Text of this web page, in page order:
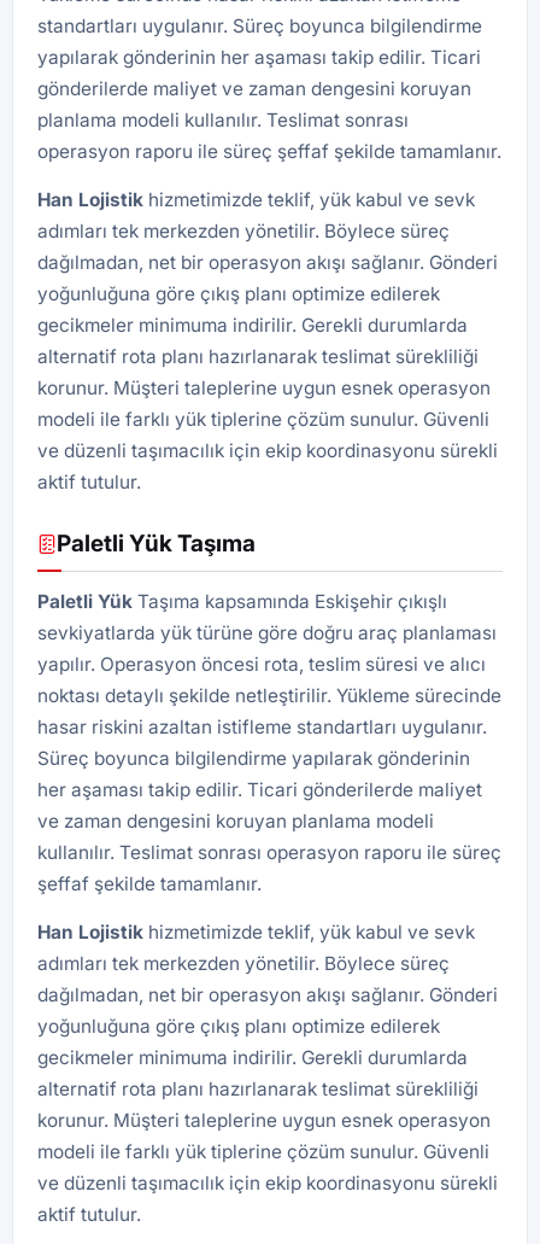
standartları uygulanır. Süreç boyunca bilgilendirme
yapılarak gönderinin her aşaması takip edilir. Ticari
gönderilerde maliyet ve zaman dengesini koruyan
planlama modeli kullanılır. Teslimat sonrası
operasyon raporu ile süreç şeffaf şekilde tamamlanır.
Han Lojistik hizmetimizde teklif, yük kabul ve sevk
adımları tek merkezden yönetilir. Böylece süreç
dağılmadan, net bir operasyon akışı sağlanır. Gönderi
yoğunluğuna göre çıkış planı optimize edilerek
gecikmeler minimuma indirilir. Gerekli durumlarda
alternatif rota planı hazırlanarak teslimat sürekliliği
korunur. Müşteri taleplerine uygun esnek operasyon
modeli ile farklı yük tiplerine çözüm sunulur. Güvenli
ve düzenli taşımacılık için ekip koordinasyonu sürekli
aktif tutulur.
Paletli Yük Taşıma
Paletli Yük Taşıma kapsamında Eskişehir çıkışlı
sevkiyatlarda yük türüne göre doğru araç planlaması
yapılır. Operasyon öncesi rota, teslim süresi ve alıcı
noktası detaylı şekilde netleştirilir. Yükleme sürecinde
hasar riskini azaltan istifleme standartları uygulanır.
Süreç boyunca bilgilendirme yapılarak gönderinin
her aşaması takip edilir. Ticari gönderilerde maliyet
ve zaman dengesini koruyan planlama modeli
kullanılır. Teslimat sonrası operasyon raporu ile süreç
şeffaf şekilde tamamlanır.
Han Lojistik hizmetimizde teklif, yük kabul ve sevk
adımları tek merkezden yönetilir. Böylece süreç
dağılmadan, net bir operasyon akışı sağlanır. Gönderi
yoğunluğuna göre çıkış planı optimize edilerek
gecikmeler minimuma indirilir. Gerekli durumlarda
alternatif rota planı hazırlanarak teslimat sürekliliği
korunur. Müşteri taleplerine uygun esnek operasyon
modeli ile farklı yük tiplerine çözüm sunulur. Güvenli
ve düzenli taşımacılık için ekip koordinasyonu sürekli
aktif tutulur.